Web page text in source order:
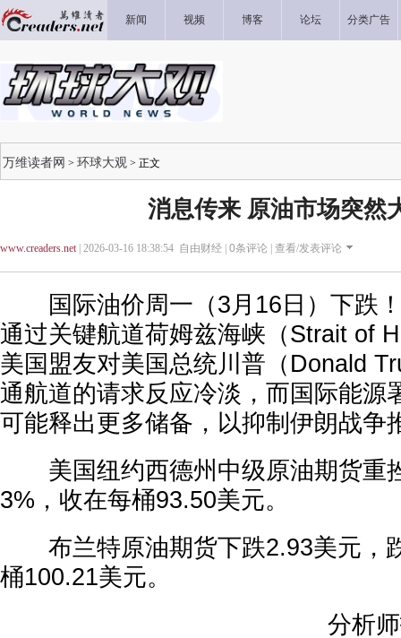
新闻 视频 博客 论坛 分类广告
万维读者网 > 环球大观 > 正文
消息传来 原油市场突然
www.creaders.net| 2026-03-16 18:38:54 自由财经 | 0条评论 | 查看/发表评论
国际油价周一（3月16日）下跌！
通过关键航道荷姆兹海峡（Strait of
美国盟友对美国总统川普（Donald
通航道的请求反应冷淡，而国际能源
可能释出更多储备，以抑制伊朗战争
美国纽约西德州中级原油期货重
3%，收在每桶93.50美元。
布兰特原油期货下跌2.93美元，
桶100.21美元。
分析师